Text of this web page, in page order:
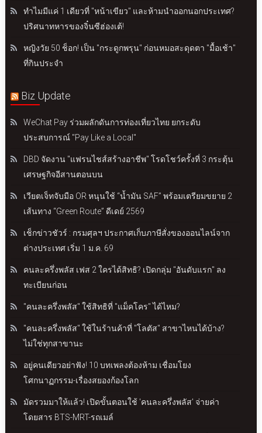
ทำไมมีแค่ 1 เดียวที่ "หน้าเขียว" และห้ามนำออกนอกประเทศ?
ปริศนาทหารของจิ๋นซีฮ่องเต้!
หญิงวัย 50 ช็อก! เป็น "กระดูกพรุน" ก่อนหมอสะดุดตา "มื้อเช้า"
ที่กินประจำ
Biz Update
WeChat Pay ร่วมผลักดันการท่องเที่ยวไทย ยกระดับ
ประสบการณ์ "Pay Like a Local"
DBD จัดงาน "แฟรนไชส์สร้างอาชีพ" โรดโชว์ครั้งที่ 3 กระตุ้น
เศรษฐกิจอีสานตอนบน
เวียตเจ็ทจับมือ OR หนุนใช้ “น้ำมัน SAF” พร้อมเตรียมขยาย 2
เส้นทาง “Green Route” ดีเดย์ 2569
เช็กข่าวชัวร์ : กรมศุลฯ ประกาศเก็บภาษีสั่งของออนไลน์จาก
ต่างประเทศ เริ่ม 1 ม.ค. 69
คนละครึ่งพลัส เฟส 2 ใครได้สิทธิ? เปิดกลุ่ม "อันดับแรก" ลง
ทะเบียนก่อน
"คนละครึ่งพลัส" ใช้สิทธิที่ "แม็คโคร" ได้ไหม?
"คนละครึ่งพลัส" ใช้ในร้านค้าที่ "โลตัส" สาขาไหนได้บ้าง?
ไม่ใช่ทุกสาขานะ
อยู่คนเดียวอย่าฟัง! 10 บทเพลงต้องห้าม เชื่อมโยง
โศกนาฏกรรม-เรื่องสยองก้องโลก
มัดรวมมาให้แล้ว! เปิดขั้นตอนใช้ 'คนละครึ่งพลัส' จ่ายค่า
โดยสาร BTS-MRT-รถเมล์